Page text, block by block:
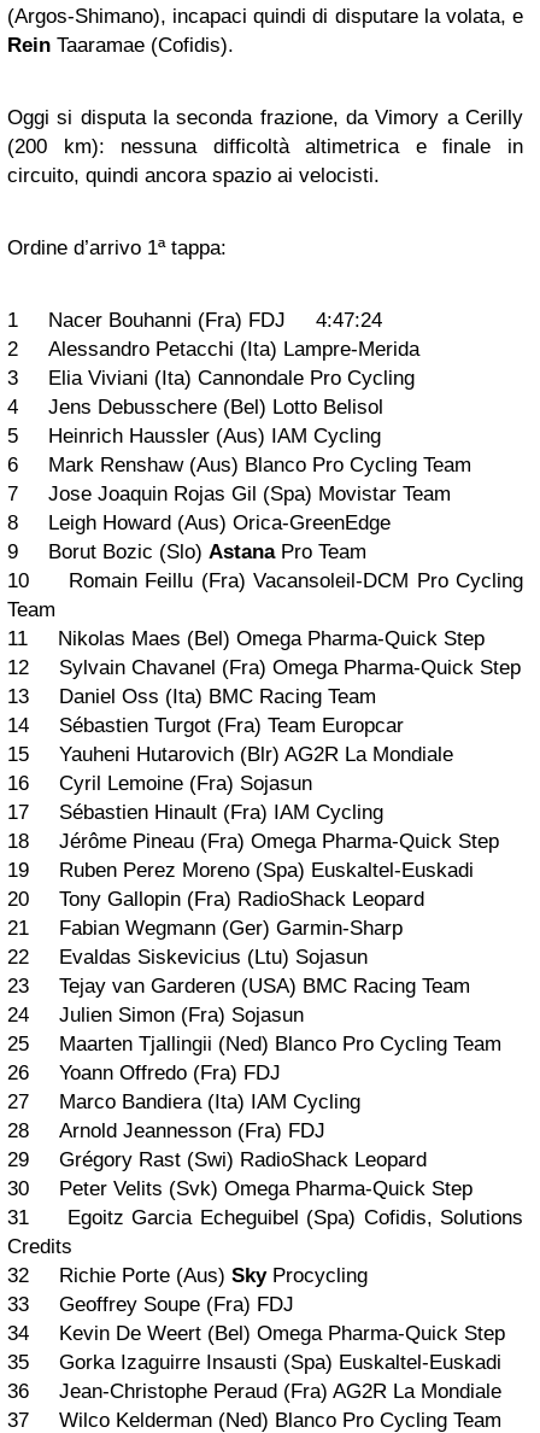
(Argos-Shimano), incapaci quindi di disputare la volata, e
Rein Taaramae (Cofidis).
Oggi si disputa la seconda frazione, da Vimory a Cerilly
(200 km): nessuna difficoltà altimetrica e finale in
circuito, quindi ancora spazio ai velocisti.
Ordine d’arrivo 1ª tappa:
1 Nacer Bouhanni (Fra) FDJ 4:47:24
2 Alessandro Petacchi (Ita) Lampre-Merida
3 Elia Viviani (Ita) Cannondale Pro Cycling
4 Jens Debusschere (Bel) Lotto Belisol
5 Heinrich Haussler (Aus) IAM Cycling
6 Mark Renshaw (Aus) Blanco Pro Cycling Team
7 Jose Joaquin Rojas Gil (Spa) Movistar Team
8 Leigh Howard (Aus) Orica-GreenEdge
9 Borut Bozic (Slo) AstanaPro Team
10 Romain Feillu (Fra) Vacansoleil-DCM Pro Cycling
Team
11 Nikolas Maes (Bel) Omega Pharma-Quick Step
12 Sylvain Chavanel (Fra) Omega Pharma-Quick Step
13 Daniel Oss (Ita) BMC Racing Team
14 Sébastien Turgot (Fra) Team Europcar
15 Yauheni Hutarovich (Blr) AG2R La Mondiale
16 Cyril Lemoine (Fra) Sojasun
17 Sébastien Hinault (Fra) IAM Cycling
18 Jérôme Pineau (Fra) Omega Pharma-Quick Step
19 Ruben Perez Moreno (Spa) Euskaltel-Euskadi
20 Tony Gallopin (Fra) RadioShack Leopard
21 Fabian Wegmann (Ger) Garmin-Sharp
22 Evaldas Siskevicius (Ltu) Sojasun
23 Tejay van Garderen (USA) BMC Racing Team
24 Julien Simon (Fra) Sojasun
25 Maarten Tjallingii (Ned) Blanco Pro Cycling Team
26 Yoann Offredo (Fra) FDJ
27 Marco Bandiera (Ita) IAM Cycling
28 Arnold Jeannesson (Fra) FDJ
29 Grégory Rast (Swi) RadioShack Leopard
30 Peter Velits (Svk) Omega Pharma-Quick Step
31 Egoitz Garcia Echeguibel (Spa) Cofidis, Solutions
Credits
32 Richie Porte (Aus) SkyProcycling
33 Geoffrey Soupe (Fra) FDJ
34 Kevin De Weert (Bel) Omega Pharma-Quick Step
35 Gorka Izaguirre Insausti (Spa) Euskaltel-Euskadi
36 Jean-Christophe Peraud (Fra) AG2R La Mondiale
37 Wilco Kelderman (Ned) Blanco Pro Cycling Team